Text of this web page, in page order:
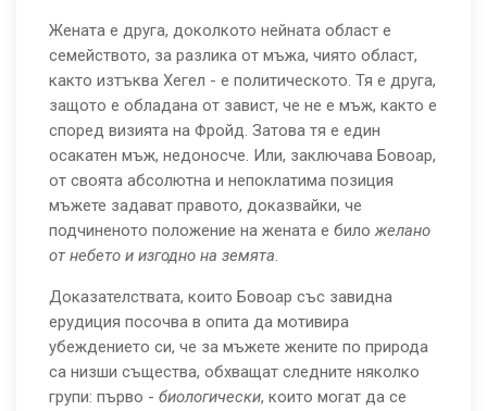
Жената е друга, доколкото нейната област е
семейството, за разлика от мъжа, чиято област,
както изтъква Хегел - е политическото. Тя е друга,
защото е обладана от завист, че не е мъж, както е
според визията на Фройд. Затова тя е един
осакатен мъж, недоносче. Или, заключава Бовоар,
от своята абсолютна и непоклатима позиция
мъжете задават правото, доказвайки, че
подчиненото положение на жената е биложелано
от небето и изгодно на земята.
Доказателствата, които Бовоар със завидна
ерудиция посочва в опита да мотивира
убеждението си, че за мъжете жените по природа
са низши същества, обхващат следните няколко
групи: първо - биологически, които могат да се